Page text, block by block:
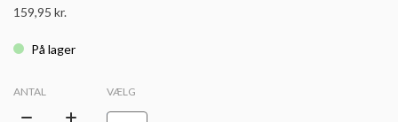
159,95 kr.
På lager
ANTAL VÆLG